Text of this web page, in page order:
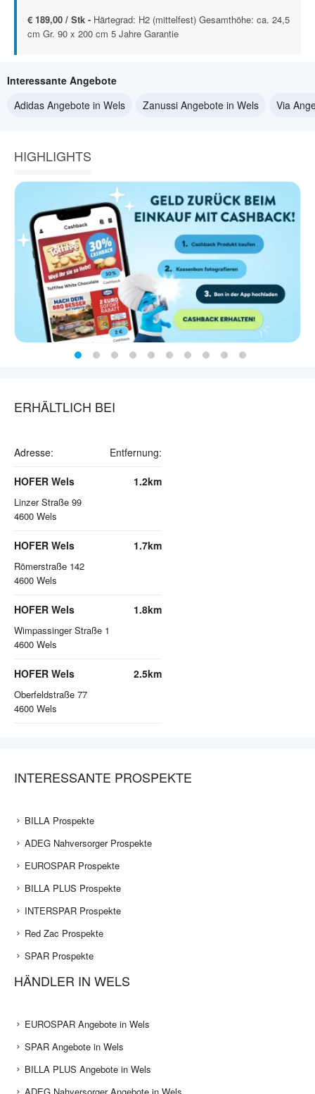
€ 189,00 / Stk - Härtegrad: H2 (mittelfest) Gesamthöhe: ca. 24,5
cm Gr. 90 x 200 cm 5 Jahre Garantie
Interessante Angebote
Adidas Angebote in Wels
Zanussi Angebote in Wels Via
HIGHLIGHTS
ERHÄLTLICH BEI
Adresse: Entfernung:
HOFER Wels
Linzer Straße 99
4600 Wels
1.2km
HOFER Wels
Römerstraße 142
4600 Wels
1.7km
HOFER Wels
Wimpassinger Straße 1
4600 Wels
1.8km
HOFER Wels
Oberfeldstraße 77
4600 Wels
2.5km
INTERESSANTE PROSPEKTE
BILLA Prospekte
ADEG Nahversorger Prospekte
EUROSPAR Prospekte
BILLA PLUS Prospekte
INTERSPAR Prospekte
Red Zac Prospekte
SPAR Prospekte
HÄNDLER IN WELS
EUROSPAR Angebote in Wels
SPAR Angebote in Wels
BILLA PLUS Angebote in Wels